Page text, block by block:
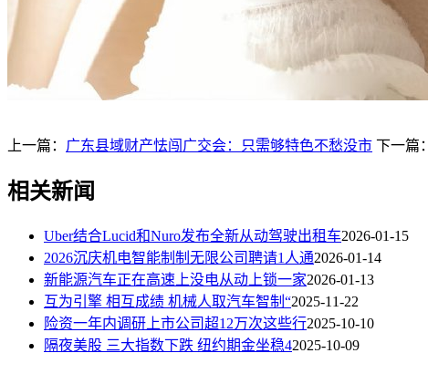
上一篇： 广东县域财产怯闯广交会：只需够特色不愁没市 下一篇：
相关新闻
Uber结合Lucid和Nuro发布全新从动驾驶出租车2026-01-15
2026沉庆机电智能制制无限公司聘请1人通2026-01-14
新能源汽车正在高速上没电从动上锁一家2026-01-13
互为引擎 相互成绩 机械人取汽车智制“2025-11-22
险资一年内调研上市公司超12万次这些行2025-10-10
隔夜美股 三大指数下跌 纽约期金坐稳42025-10-09